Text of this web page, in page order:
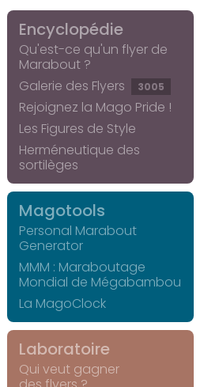
Encyclopédie
Qu'est-ce qu'un flyer de
Marabout ?
Galerie des Flyers
3005
Rejoignez la Mago Pride !
Les Figures de Style
Herméneutique des
sortilèges
Magotools
Personal Marabout
Generator
MMM : Maraboutage
Mondial de Mégabambou
La MagoClock
Laboratoire
Qui veut gagner